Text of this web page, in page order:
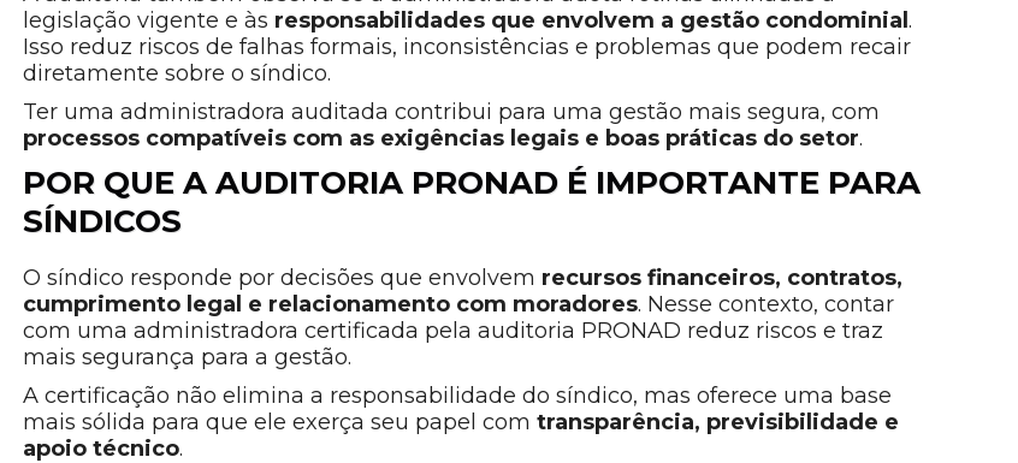
legislação vigente e às responsabilidades que envolvem a gestão condominial.
Isso reduz riscos de falhas formais, inconsistências e problemas que podem recair
diretamente sobre o síndico.
Ter uma administradora auditada contribui para uma gestão mais segura, com
processos compatíveis com as exigências legais e boas práticas do setor.
POR QUE A AUDITORIA PRONAD É IMPORTANTE PARA
SÍNDICOS
O síndico responde por decisões que envolvem recursos financeiros, contratos,
cumprimento legal e relacionamento com moradores. Nesse contexto, contar
com uma administradora certificada pela auditoria PRONAD reduz riscos e traz
mais segurança para a gestão.
A certificação não elimina a responsabilidade do síndico, mas oferece uma base
mais sólida para que ele exerça seu papel comtransparência, previsibilidade e
apoio técnico.